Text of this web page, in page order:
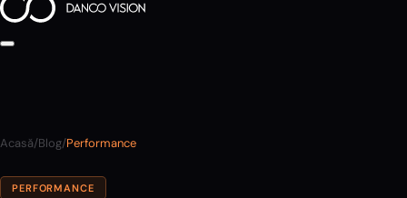
Acasă/Blog/Performance
PERFORMANCE